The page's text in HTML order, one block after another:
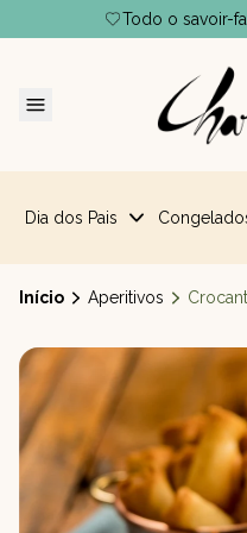
Todo o savoir-
Dia dos Pais
Início Aperitivos